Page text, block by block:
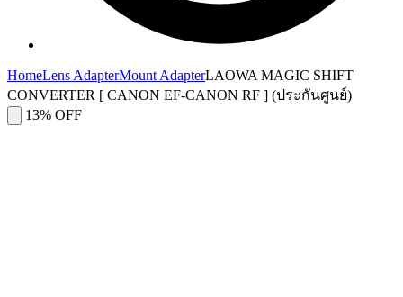
HomeLens AdapterMount AdapterLAOWA MAGIC SHIFT
CONVERTER [ CANON EF-CANON RF ] (ประกันศูนย์)
13% OFF